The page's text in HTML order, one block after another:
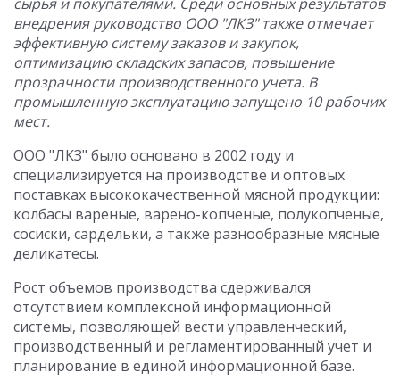
внедрения руководство ООО "ЛКЗ" также отмечает
эффективную систему заказов и закупок,
оптимизацию складских запасов, повышение
прозрачности производственного учета. В
промышленную эксплуатацию запущено 10 рабочих
мест.
ООО "ЛКЗ" было основано в 2002 году и
специализируется на производстве и оптовых
поставках высококачественной мясной продукции:
колбасы вареные, варено-копченые, полукопченые,
сосиски, сардельки, а также разнообразные мясные
деликатесы.
Рост объемов производства сдерживался
отсутствием комплексной информационной
системы, позволяющей вести управленческий,
производственный и регламентированный учет и
планирование в единой информационной базе.